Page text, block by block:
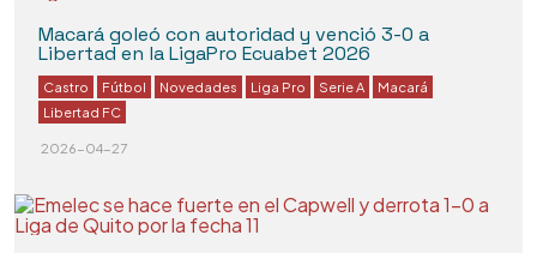
Macará goleó con autoridad y venció 3-0 a
Libertad en la LigaPro Ecuabet 2026
Castro Fútbol Novedades Liga Pro Serie A
Macará
Libertad FC
2026-04-27